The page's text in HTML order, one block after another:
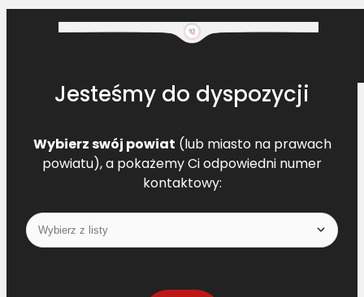
Jesteśmy do dyspozycji
Wybierz swój powiat (lub miasto na prawach
powiatu), a pokażemy Ci odpowiedni numer
kontaktowy: